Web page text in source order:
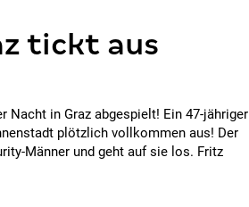
tickt aus
Nacht in Graz abgespielt! Ein 47-jähriger
plötzlich vollkommen aus! Der
Männer und geht auf sie los. Fritz